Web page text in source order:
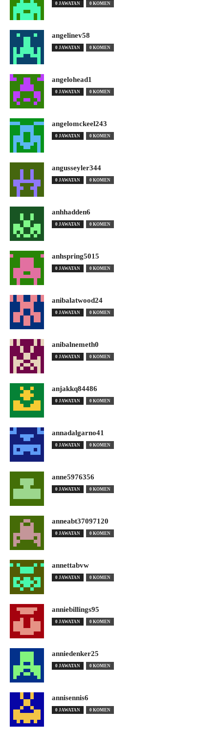
0 JAWATAN 0 KOMEN
angelinev58
0 JAWATAN 0 KOMEN
angelohead1
0 JAWATAN 0 KOMEN
angelomckeel243
0 JAWATAN 0 KOMEN
angusseyler344
0 JAWATAN 0 KOMEN
anhhadden6
0 JAWATAN 0 KOMEN
anhspring5015
0 JAWATAN 0 KOMEN
anibalatwood24
0 JAWATAN 0 KOMEN
anibalnemeth0
0 JAWATAN 0 KOMEN
anjakkq84486
0 JAWATAN 0 KOMEN
annadalgarno41
0 JAWATAN 0 KOMEN
anne5976356
0 JAWATAN 0 KOMEN
anneabt37097120
0 JAWATAN 0 KOMEN
annettabvw
0 JAWATAN 0 KOMEN
anniebillings95
0 JAWATAN 0 KOMEN
anniedenker25
0 JAWATAN 0 KOMEN
annisennis6
0 JAWATAN 0 KOMEN